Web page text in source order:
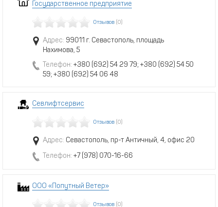
Государственное предприятие
Отзывов (0)
Адрес: 99011 г. Севастополь, площадь
Нахимова, 5
Телефон: +380 (692) 54 29 79; +380 (692) 54 50
59; +380 (692) 54 06 48
Севлифтсервис
Отзывов (0)
Адрес: Севастополь, пр-т Античный, 4, офис 20
Телефон: +7 (978) 070-16-66
ООО «Попутный Ветер»
Отзывов (0)